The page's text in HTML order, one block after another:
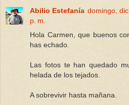
Abilio Estefanía domingo,
p. m.
Hola Carmen, que buenos
has echado.
Las fotos te han quedado
helada de los tejados.
A sobrevivir hasta mañana.